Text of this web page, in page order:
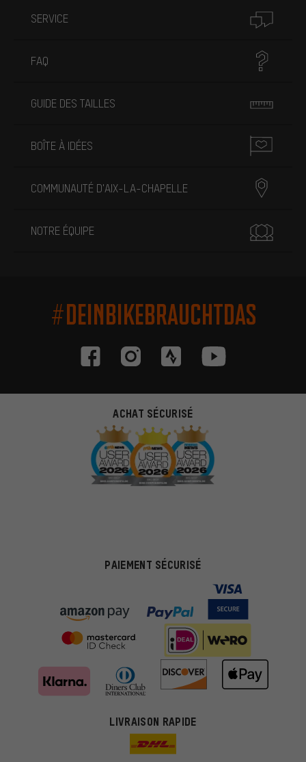
SERVICE
FAQ
GUIDE DES TAILLES
BOÎTE À IDÉES
COMMUNAUTÉ D'AIX-LA-CHAPELLE
NOTRE ÉQUIPE
#DEINBIKEBRAUCHTDAS
ACHAT SÉCURISÉ
PAIEMENT SÉCURISÉ
LIVRAISON RAPIDE
Des offres plus adaptées
pertinentes. Les cookies de marketing nous aident à identifier tes
intérêts et à te présenter des offres et des conseils sur mesure.